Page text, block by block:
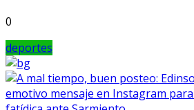
0
deportes